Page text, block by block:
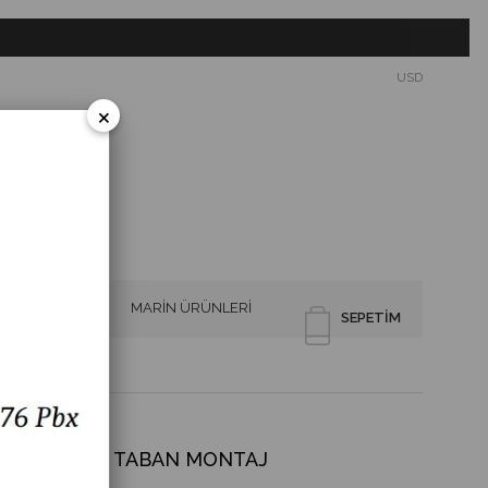
USD
SEPETIM
MARİN ÜRÜNLERİ
BUZZER TABAN MONTAJ
×